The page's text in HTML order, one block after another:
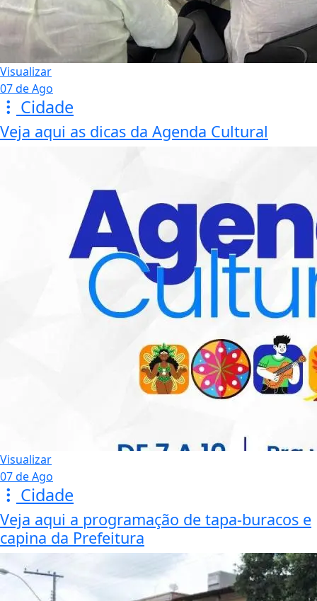
Visualizar
07 de Ago
Cidade
Veja aqui as dicas da Agenda Cultural
Visualizar
07 de Ago
Cidade
Veja aqui a programação de tapa-buracos e
capina da Prefeitura